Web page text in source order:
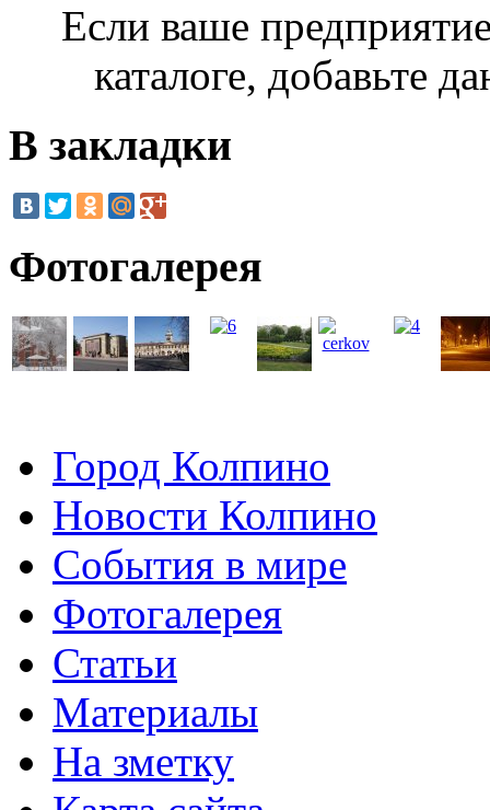
Если ваше
каталоге, добавьте
В закладки
Фотогалерея
Город Колпино
Новости Колпино
События в мире
Фотогалерея
Статьи
Материалы
На зметку